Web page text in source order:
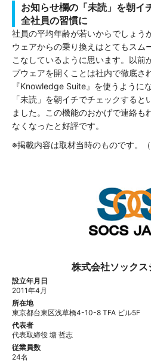
お知らせ欄の「未読」を朝イ
全社員の習慣に
社員の平均年齢が若いからでしょう
ウェアからの乗り換えはとてもスム
こなしているように思います。以前
プウェアを開くことは社内で徹底さ
『Knowledge Suite』を使うように
「未読」を朝イチでチェックすると
ました。この機能のおかげで連絡も
なくなったと好評です。
株式会社ソックス
設立年月日
2011年4月
所在地
東京都台東区浅草橋4-10-8 TFA ビル5F
代表者
代表取締役 塘 哲志
従業員数
24名
※掲載内容は取材当時のものです。（